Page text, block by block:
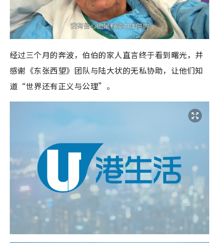
经过三个月的奔波，伯伯的家人直言终于看到曙光，并
感谢《东张西望》团队与陆大状的无私协助，让他们知
道“世界还有正义与公理”。